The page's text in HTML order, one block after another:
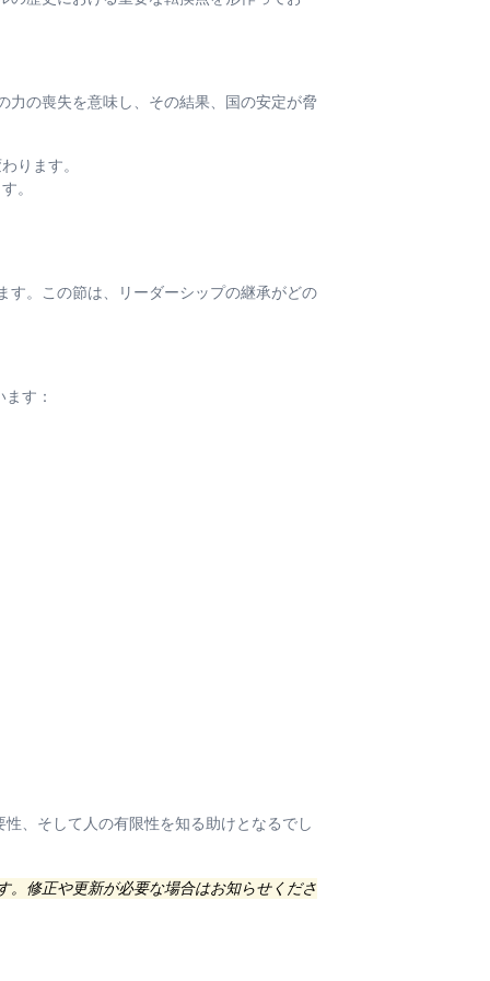
力の喪失を意味し、その結果、国の安定が脅
ります。
。
す。この節は、リーダーシップの継承がどの
す：
、そして人の有限性を知る助けとなるでし
。修正や更新が必要な場合はお知らせくださ